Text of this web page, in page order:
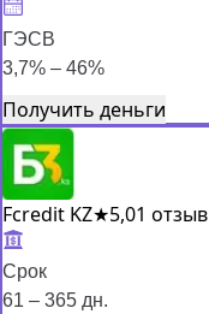
ГЭСВ
3,7% – 46%
Получить деньги
Fcredit KZ★5,01 отзыв
Срок
61 – 365 дн.